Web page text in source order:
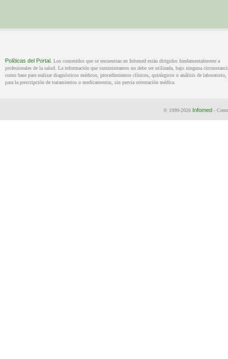
Políticas del Portal . Los contenidos que se encuentran en Infomed están dirigidos fundamentalmente a
profesionales de la salud. La información que suministramos no debe ser utilizada, bajo ninguna
como base para realizar diagnósticos médicos, procedimientos clínicos, quirúrgicos o análisis de laboratorio,
para la prescripción de tratamientos o medicamentos, sin previa orientación médica.
© 1999-2026 Infomed -